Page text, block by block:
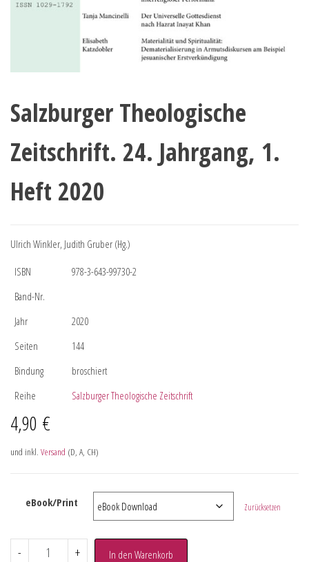
Salzburger Theologische
Zeitschrift. 24. Jahrgang, 1.
Heft 2020
Ulrich Winkler, Judith Gruber (Hg.)
ISBN
978-3-643-99730-2
Band-Nr.
Jahr
2020
Seiten
144
Bindung
broschiert
Reihe
Salzburger Theologische Zeitschrift
4,90 €
und inkl. Versand (D, A, CH)
eBook/Print Zurücksetzen
- + In den Warenkorb